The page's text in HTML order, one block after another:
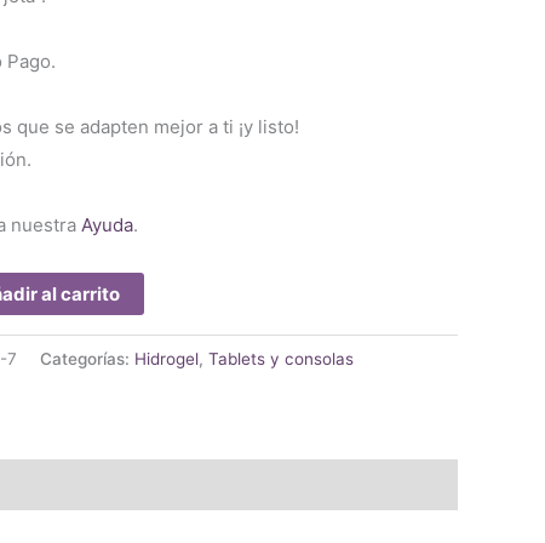
Pago.
que se adapten mejor a ti ¡y listo!
nuestra Ayuda.
al carrito
7 Categorías: Hidrogel, Tablets y consolas